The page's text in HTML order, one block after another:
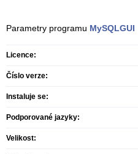
Parametry programu MySQLGUI
Licence:
Číslo verze:
Instaluje se:
Podporované jazyky:
Velikost: